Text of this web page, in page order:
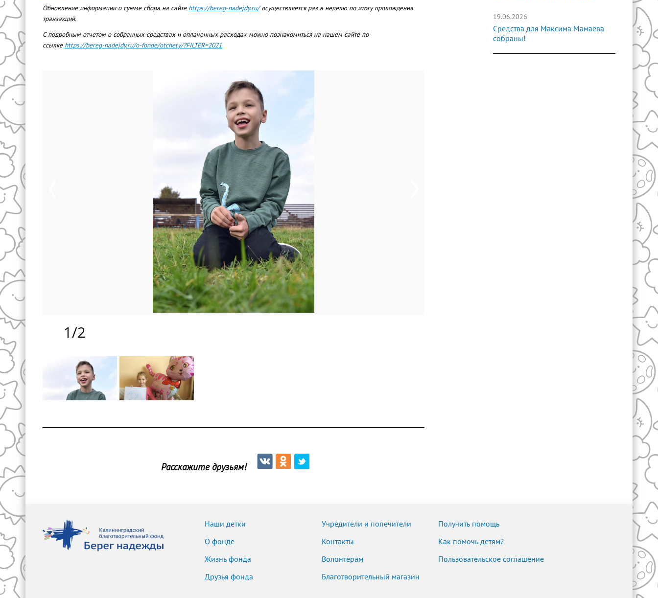
Обновление информации о сумме сбора на сайте https://bereg-nadejdy.ru/осуществляется раз в неделю по итогу прохождения
транзакций.
С подробным отчетом о собранных средствах и оплаченных расходах можно познакомиться на нашем сайте по
ссылке https://bereg-nadejdy.ru/o-fonde/otchety/?FILTER=2021
1/2
Расскажите друзьям!
19.06.2026
Средства для Максима Мамаева
собраны!
Наши детки
О фонде
Жизнь фонда
Друзья фонда
Учредители и попечители
Контакты
Волонтерам
Благотворительный магазин
Получить помощь
Как помочь детям?
Пользовательское соглашение